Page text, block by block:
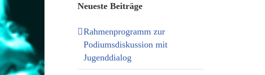
Neueste Beiträge
Rahmenprogramm zur
Podiumsdiskussion mit
Jugenddialog